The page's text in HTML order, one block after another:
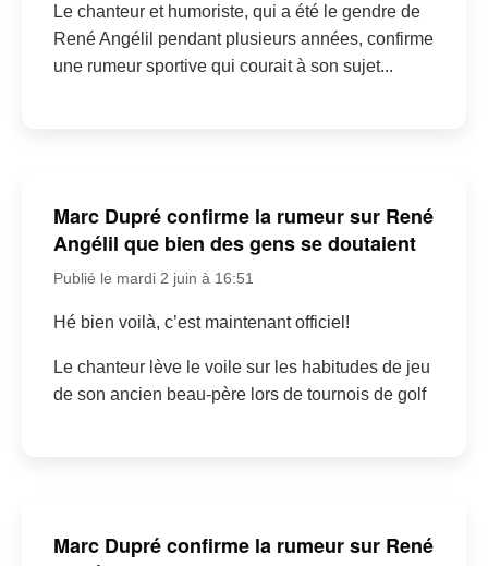
Le chanteur et humoriste, qui a été le gendre de
René Angélil pendant plusieurs années, confirme
une rumeur sportive qui courait à son sujet...
Marc Dupré confirme la rumeur sur René
Angélil que bien des gens se doutaient
Publié le mardi 2 juin à 16:51
Hé bien voilà, c’est maintenant officiel!
Le chanteur lève le voile sur les habitudes de jeu
de son ancien beau-père lors de tournois de golf
Marc Dupré confirme la rumeur sur René